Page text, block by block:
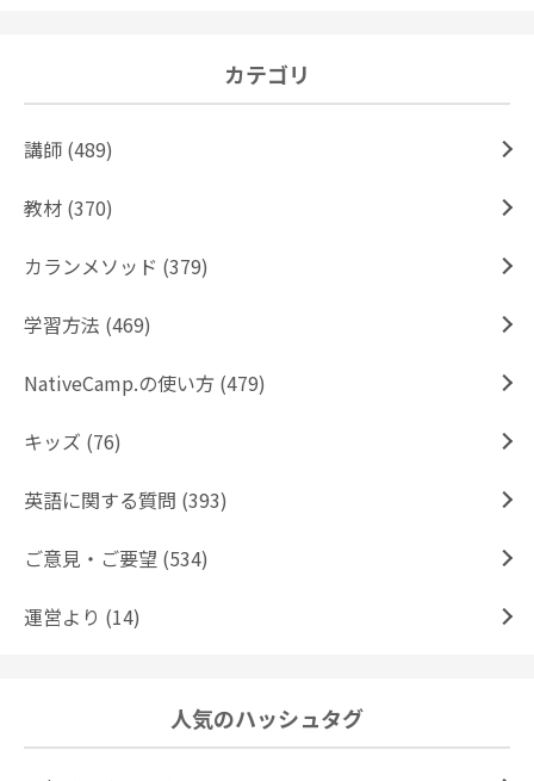
カテゴリ
講師 (489)
教材 (370)
カランメソッド (379)
学習方法 (469)
NativeCamp.の使い方 (479)
キッズ (76)
英語に関する質問 (393)
ご意見・ご要望 (534)
運営より (14)
人気のハッシュタグ